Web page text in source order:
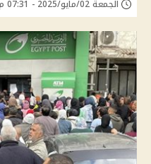
الجمعة 02/مايو/2025 - 07:31 م